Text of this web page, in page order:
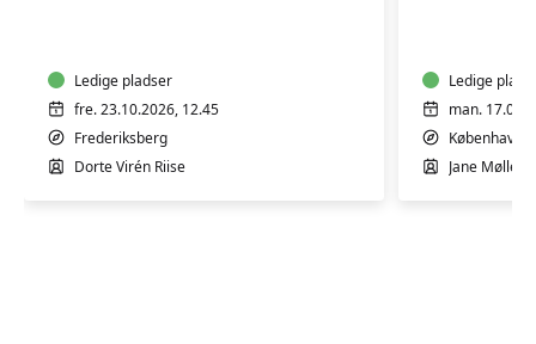
Ledige pladser
fre. 23.10.2026, 12.45
Frederiksberg
Dorte Virén Riise
Ledige
man.
København
Jane